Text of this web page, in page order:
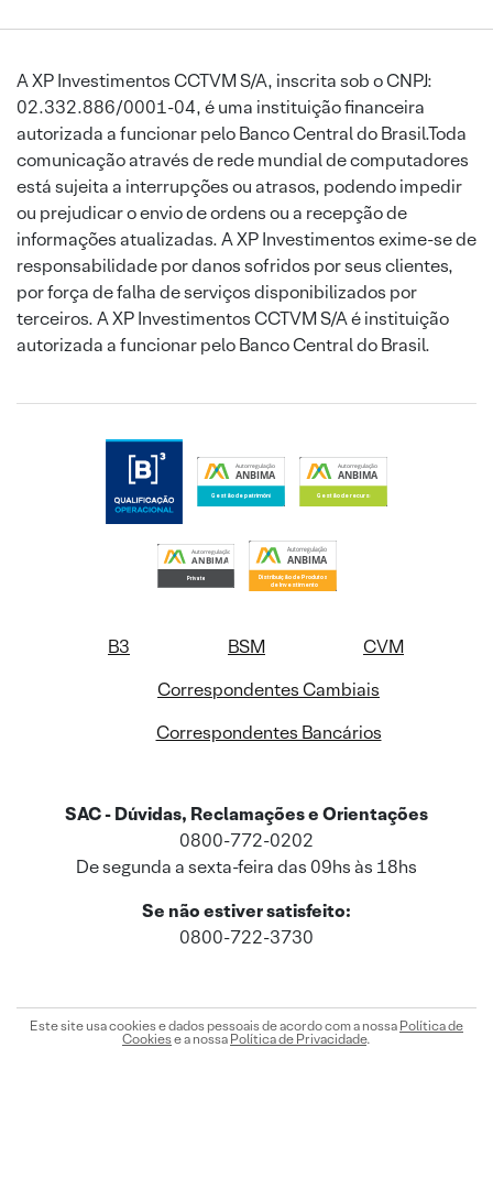
A XP Investimentos CCTVM S/A, inscrita sob o CNPJ:
02.332.886/0001-04, é uma instituição financeira
autorizada a funcionar pelo Banco Central do Brasil.Toda
comunicação através de rede mundial de computadores
está sujeita a interrupções ou atrasos, podendo impedir
ou prejudicar o envio de ordens ou a recepção de
informações atualizadas. A XP Investimentos exime-se de
responsabilidade por danos sofridos por seus clientes,
por força de falha de serviços disponibilizados por
terceiros. A XP Investimentos CCTVM S/A é instituição
autorizada a funcionar pelo Banco Central do Brasil.
B3 BSM
CVM
Correspondentes Cambiais
Correspondentes Bancários
SAC - Dúvidas, Reclamações e Orientações
0800-772-0202
De segunda a sexta-feira das 09hs às 18hs
Se não estiver satisfeito:
0800-722-3730
Este site usa cookies e dados pessoais de acordo com a nossa Política de
Cookiese a nossa Política de Privacidade.